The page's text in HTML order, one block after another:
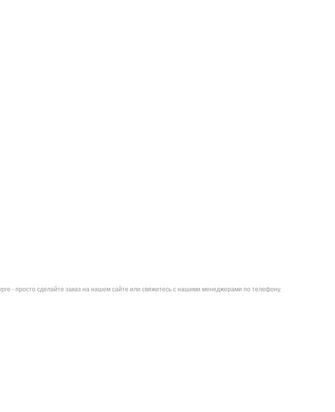
- просто сделайте заказ на нашем сайте или свяжитесь с нашими менеджерами по телефону.